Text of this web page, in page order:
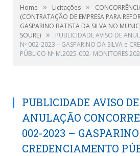
Home » Licitações »
(CONTRATAÇÃO DE EMPRESA PARA
GASPARINO BATISTA DA SILVA NO
SOURE) »
PUBLICIDADE AVISO DE
Nº 002-2023 – GASPARINO DA SILVA e
PÚBLICO Nº M.2025-002- MONITORES
PUBLICIDADE AVISO DE
ANULAÇÃO
002-2023 –
CREDENCIAMENTO